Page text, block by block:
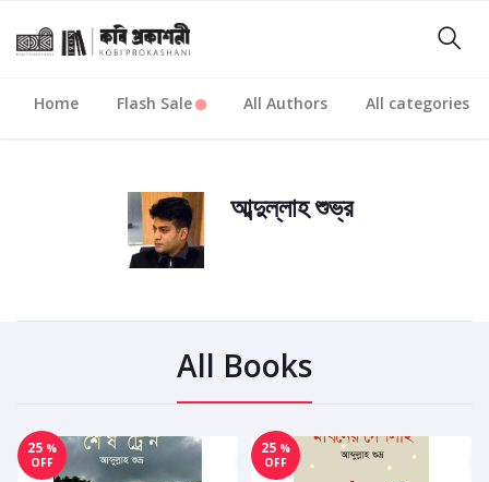
Home Flash Sale All Authors All categories
আব্দুল্লাহ শুভ্র
All Books
25 %
OFF
25 %
OFF